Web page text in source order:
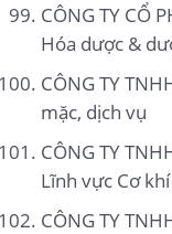
CÔNG TY CỔ
Hóa dược &
CÔNG TY
mặc, dịch vụ
CÔNG TY
Lĩnh vực Cơ khí
CÔNG TY